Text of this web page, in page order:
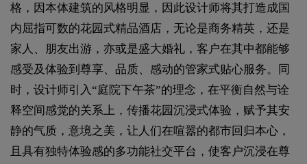
格，因本体建筑的风格明显，因此设计师将其打造成国
内屈指可数的花园式精品酒店，无论是商务精英，还是
家人、朋友出游，亦或是盛大婚礼，客户在其中都能够
感受及体验到尊享、品质、感动的管家式贴心服务。同
时，设计师引入“庭院下午茶”的理念，在平衡自然与诠
释空间感觉的关系上，传播花园沉浸式体验，赋予其安
静的气质，意境之美，让人们在喧嚣的都市回归本心，
且具有独特体验感的多功能社交平台，使客户沉浸在尊